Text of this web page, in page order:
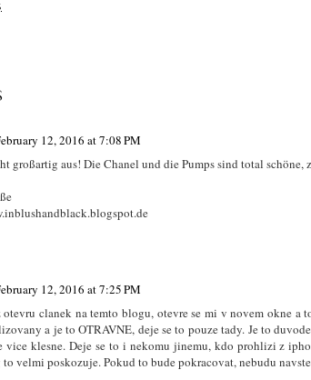
12, 2016 at 7:08 PM
großartig aus! Die Chanel und die Pumps sind total schöne,
12, 2016 at 7:25 PM
otevru clanek na temto blogu, otevre se mi v novem okne
a je to OTRAVNE, deje se to pouze tady. Je to
vice klesne. Deje se to i nekomu jinemu, kdo prohlizi z
velmi poskozuje. Pokud to bude pokracovat, nebudu